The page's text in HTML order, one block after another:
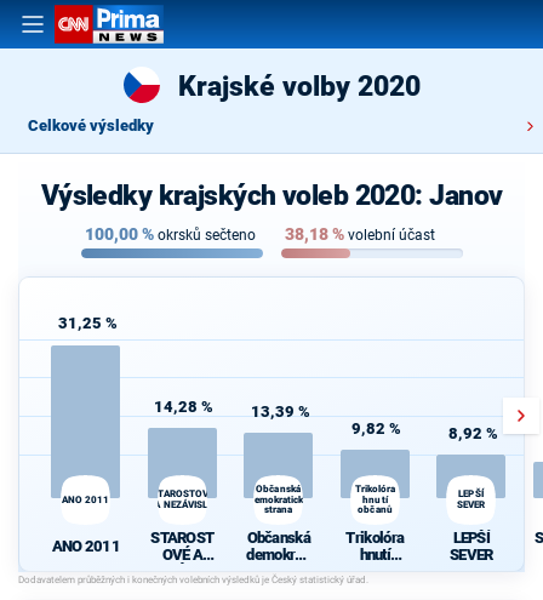
Krajské volby 2020
Celkové výsledky
Výsledky krajských voleb 2020: Janov
100,00% okrsků sečteno 38,18% volební účast
31,25 %
ANO 2011
ANO 2011
14,28 %
STAROSTOVÉ
A NEZÁVISLÍ
STAROST
OVÉ A
NEZÁVISL
Í
13,39 %
Občanská
demokratická
strana
Občanská
demokrati
cká strana
9,82 %
Trikolóra
hnutí
občanů
Trikolóra
hnutí
občanů
8,92 %
LEPŠÍ
SEVER
LEPŠÍ
SEVER